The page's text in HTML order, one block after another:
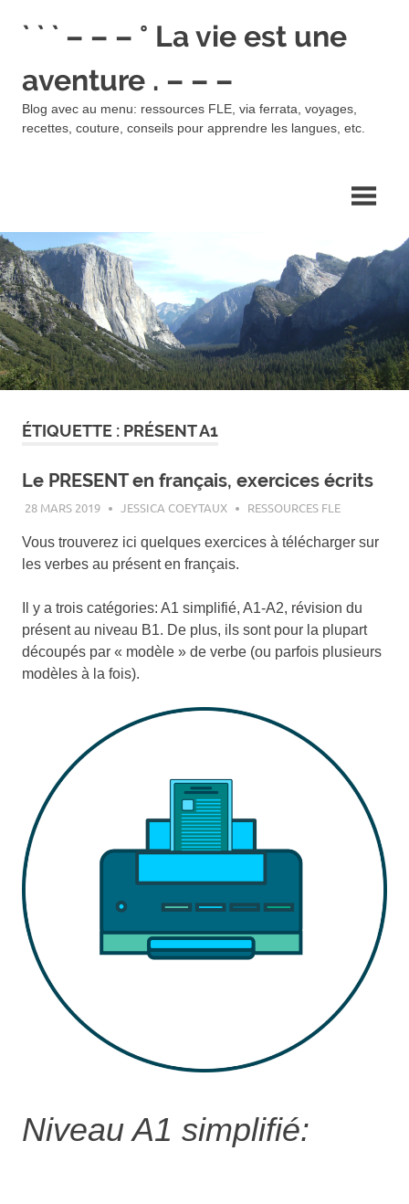
` ` ` – – – ° La vie est une
aventure . – – –
Blog avec au menu: ressources FLE, via ferrata, voyages,
recettes, couture, conseils pour apprendre les langues, etc.
ÉTIQUETTE : PRÉSENT A1
Le PRESENT en français, exercices écrits
28 MARS 2019 JESSICA COEYTAUX RESSOURCES FLE
Vous trouverez ici quelques exercices à télécharger sur
les verbes au présent en français.
Il y a trois catégories: A1 simplifié, A1-A2, révision du
présent au niveau B1. De plus, ils sont pour la plupart
découpés par « modèle » de verbe (ou parfois plusieurs
modèles à la fois).
Niveau A1 simplifié: